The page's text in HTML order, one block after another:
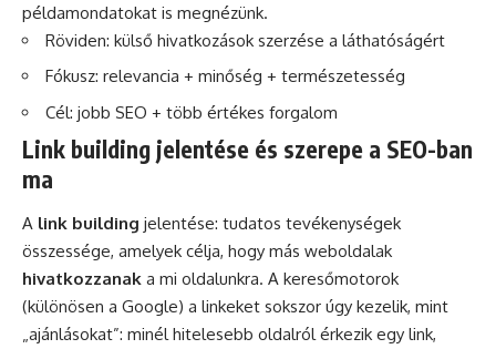
példamondatokat is megnézünk.
Röviden: külső hivatkozások szerzése a láthatóságért
Fókusz: relevancia + minőség + természetesség
Cél: jobb SEO + több értékes forgalom
Link building jelentése és szerepe a SEO-ban
ma
A link building jelentése: tudatos tevékenységek
összessége, amelyek célja, hogy más weboldalak
hivatkozzanak a mi oldalunkra. A keresőmotorok
(különösen a Google) a linkeket sokszor úgy kezelik, mint
„ajánlásokat”: minél hitelesebb oldalról érkezik egy link,